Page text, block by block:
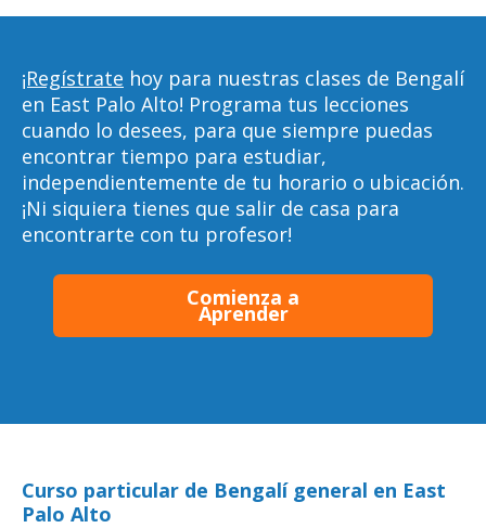
¡Regístrate hoy para nuestras clases de Bengalí
en East Palo Alto! Programa tus lecciones
cuando lo desees, para que siempre puedas
encontrar tiempo para estudiar,
independientemente de tu horario o ubicación.
¡Ni siquiera tienes que salir de casa para
encontrarte con tu profesor!
Comienza a
Aprender
Curso particular de Bengalí general en East
Palo Alto